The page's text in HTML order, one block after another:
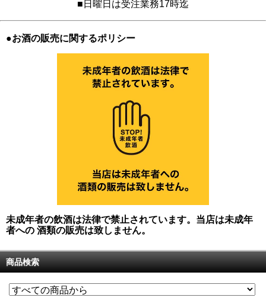
■日曜日は受注業務17時迄
●お酒の販売に関するポリシー
未成年者の飲酒は法律で禁止されています。当店は未成年
者への 酒類の販売は致しません。
商品検索